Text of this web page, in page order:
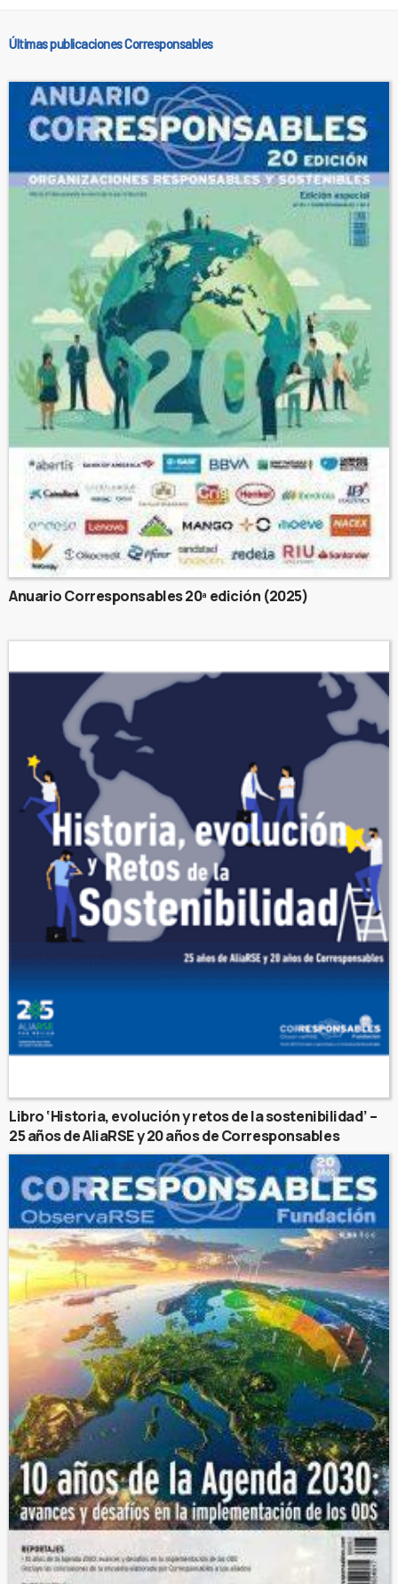
Últimas publicaciones Corresponsables
Anuario Corresponsables 20ª edición (2025)
Libro ‘Historia, evolución y retos de la sostenibilidad’ –
25 años de AliaRSE y 20 años de Corresponsables